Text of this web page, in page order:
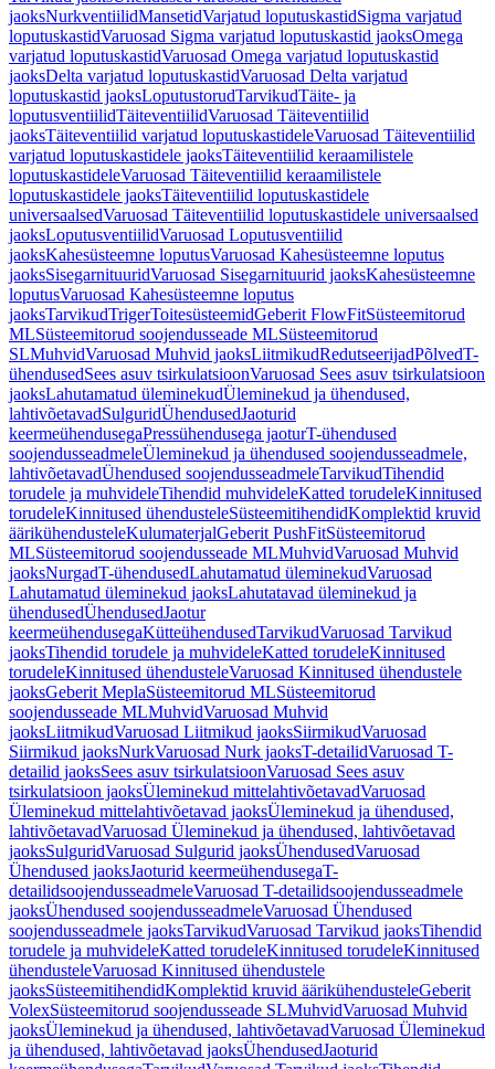
jaoksNurkventiilidMansetidVarjatud loputuskastidSigma varjatud
loputuskastidVaruosad Sigma varjatud loputuskastid jaoksOmega
varjatud loputuskastidVaruosad Omega varjatud loputuskastid
jaoksDelta varjatud loputuskastidVaruosad Delta varjatud
loputuskastid jaoksLoputustorudTarvikudTäite- ja
loputusventiilidTäiteventiilidVaruosad Täiteventiilid
jaoksTäiteventiilid varjatud loputuskastideleVaruosad Täiteventiilid
varjatud loputuskastidele jaoksTäiteventiilid keraamilistele
loputuskastideleVaruosad Täiteventiilid keraamilistele
loputuskastidele jaoksTäiteventiilid loputuskastidele
universaalsedVaruosad Täiteventiilid loputuskastidele universaalsed
jaoksLoputusventiilidVaruosad Loputusventiilid
jaoksKahesüsteemne loputusVaruosad Kahesüsteemne loputus
jaoksSisegarnituuridVaruosad Sisegarnituurid jaoksKahesüsteemne
loputusVaruosad Kahesüsteemne loputus
jaoksTarvikudTrigerToitesüsteemidGeberit FlowFitSüsteemitorud
MLSüsteemitorud soojendusseade MLSüsteemitorud
SLMuhvidVaruosad Muhvid jaoksLiitmikudRedutseerijadPõlvedT-
ühendusedSees asuv tsirkulatsioonVaruosad Sees asuv tsirkulatsioon
jaoksLahutamatud üleminekudÜleminekud ja ühendused,
lahtivõetavadSulguridÜhendusedJaoturid
keermeühendusegaPressühendusega jaoturT-ühendused
soojendusseadmeleÜleminekud ja ühendused soojendusseadmele,
lahtivõetavadÜhendused soojendusseadmeleTarvikudTihendid
torudele ja muhvideleTihendid muhvideleKatted torudeleKinnitused
torudeleKinnitused ühendusteleSüsteemitihendidKomplektid kruvid
äärikühendusteleKulumaterjalGeberit PushFitSüsteemitorud
MLSüsteemitorud soojendusseade MLMuhvidVaruosad Muhvid
jaoksNurgadT-ühendusedLahutamatud üleminekudVaruosad
Lahutamatud üleminekud jaoksLahutatavad üleminekud ja
ühendusedÜhendusedJaotur
keermeühendusegaKütteühendusedTarvikudVaruosad Tarvikud
jaoksTihendid torudele ja muhvideleKatted torudeleKinnitused
torudeleKinnitused ühendusteleVaruosad Kinnitused ühendustele
jaoksGeberit MeplaSüsteemitorud MLSüsteemitorud
soojendusseade MLMuhvidVaruosad Muhvid
jaoksLiitmikudVaruosad Liitmikud jaoksSiirmikudVaruosad
Siirmikud jaoksNurkVaruosad Nurk jaoksT-detailidVaruosad T-
detailid jaoksSees asuv tsirkulatsioonVaruosad Sees asuv
tsirkulatsioon jaoksÜleminekud mittelahtivõetavadVaruosad
Üleminekud mittelahtivõetavad jaoksÜleminekud ja ühendused,
lahtivõetavadVaruosad Üleminekud ja ühendused, lahtivõetavad
jaoksSulguridVaruosad Sulgurid jaoksÜhendusedVaruosad
Ühendused jaoksJaoturid keermeühendusegaT-
detailidsoojendusseadmeleVaruosad T-detailidsoojendusseadmele
jaoksÜhendused soojendusseadmeleVaruosad Ühendused
soojendusseadmele jaoksTarvikudVaruosad Tarvikud jaoksTihendid
torudele ja muhvideleKatted torudeleKinnitused torudeleKinnitused
ühendusteleVaruosad Kinnitused ühendustele
jaoksSüsteemitihendidKomplektid kruvid äärikühendusteleGeberit
VolexSüsteemitorud soojendusseade SLMuhvidVaruosad Muhvid
jaoksÜleminekud ja ühendused, lahtivõetavadVaruosad Üleminekud
ja ühendused, lahtivõetavad jaoksÜhendusedJaoturid